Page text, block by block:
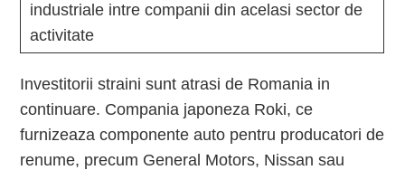
industriale intre companii din acelasi sector de
activitate
Investitorii straini sunt atrasi de Romania in
continuare. Compania japoneza Roki, ce
furnizeaza componente auto pentru producatori de
renume, precum General Motors, Nissan sau